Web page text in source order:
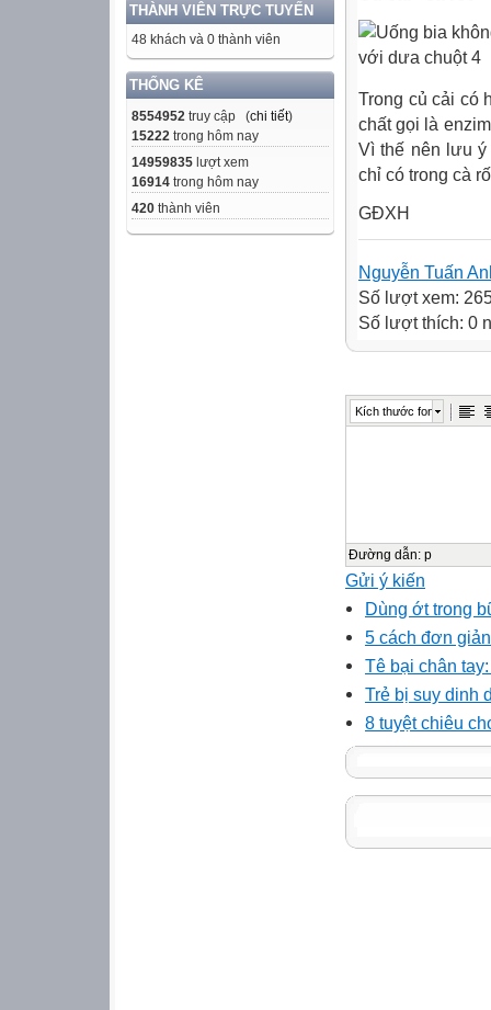
THÀNH VIÊN TRỰC TUYẾN
48 khách và 0 thành viên
THỐNG KÊ
8554952 truy cập (chi tiết)
15222 trong hôm nay
14959835 lượt xem
16914 trong hôm nay
420 thành viên
Trong củ cải có
chất gọi là
Vì thế nên lưu ý
chỉ có trong cà
GĐXH
Nguyễn Tuấn
Số lượt xem:
Số lượt thích: 0
Kích thước font
Đường dẫn: p
Gửi ý kiến
Dùng ớt trong
5 cách đơn
Tê bại chân
Trẻ bị suy dinh
8 tuyệt chiêu